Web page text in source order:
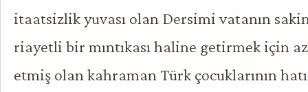
itaatsizlik yuvası olan Dersimi vatanın
riayetli bir mıntıkası haline getirmek için
etmiş olan kahraman Türk çocuklarının